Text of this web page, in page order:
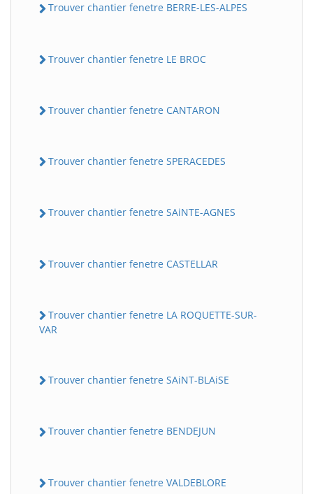
Trouver chantier fenetre BERRE-LES-ALPES
Trouver chantier fenetre LE BROC
Trouver chantier fenetre CANTARON
Trouver chantier fenetre SPERACEDES
Trouver chantier fenetre SAiNTE-AGNES
Trouver chantier fenetre CASTELLAR
Trouver chantier fenetre LA ROQUETTE-SUR-
VAR
Trouver chantier fenetre SAiNT-BLAiSE
Trouver chantier fenetre BENDEJUN
Trouver chantier fenetre VALDEBLORE